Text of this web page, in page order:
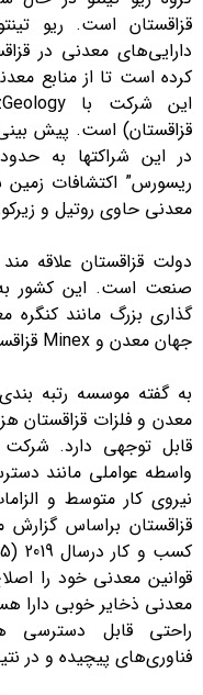
کرده است تا از منابع
قزاقستان) است. پیش
ریسورس” اکتشافات
معدنی حاوی روتیل و
دولت قزاقستان علاقه
صنعت است. این کشور به
گذاری بزرگ مانند کنگره
جهان معدن و Minex قزاقستان است.
به گفته موسسه رتبه
معدن و فلزات قزاقستان
قابل توجهی دارد.
واسطه عواملی مانند
نیروی کار متوسط و
قزاقستان براساس
قوانین معدنی خود را
معدنی ذخایر خوبی دارا
راحتی قابل دسترسی
فناوری‌های پیچیده و در